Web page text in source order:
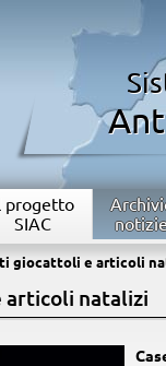
progetto
SIAC
giocattoli e articoli
articoli natalizi